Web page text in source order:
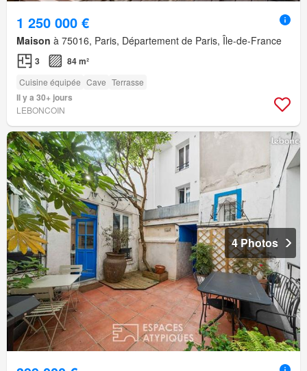
1 250 000 €
Maison à 75016, Paris, Département de Paris, Île-de-France
3 84 m²
Cuisine équipée Cave Terrasse
Il y a 30+ jours
LEBONCOIN
4 Photos